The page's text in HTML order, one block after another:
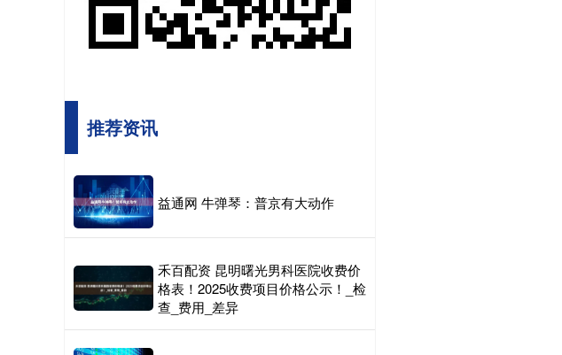
推荐资讯
益通网 牛弹琴：普京有大动作
禾百配资 昆明曙光男科医院收费价
格表！2025收费项目价格公示！_检
查_费用_差异